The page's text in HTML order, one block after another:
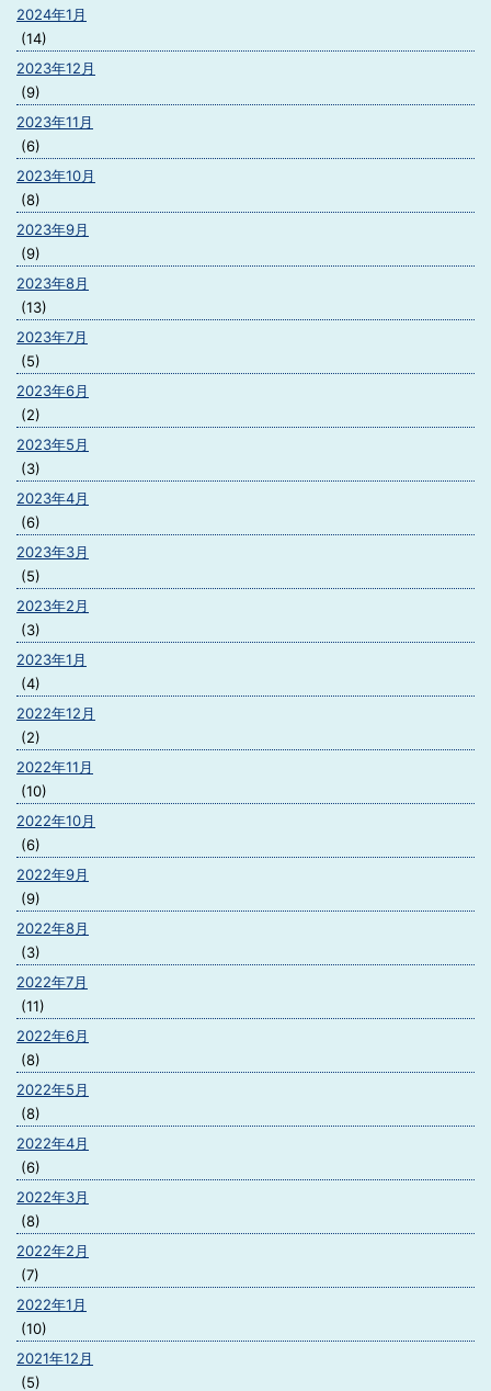
2024年1月
(14)
2023年12月
(9)
2023年11月
(6)
2023年10月
(8)
2023年9月
(9)
2023年8月
(13)
2023年7月
(5)
2023年6月
(2)
2023年5月
(3)
2023年4月
(6)
2023年3月
(5)
2023年2月
(3)
2023年1月
(4)
2022年12月
(2)
2022年11月
(10)
2022年10月
(6)
2022年9月
(9)
2022年8月
(3)
2022年7月
(11)
2022年6月
(8)
2022年5月
(8)
2022年4月
(6)
2022年3月
(8)
2022年2月
(7)
2022年1月
(10)
2021年12月
(5)